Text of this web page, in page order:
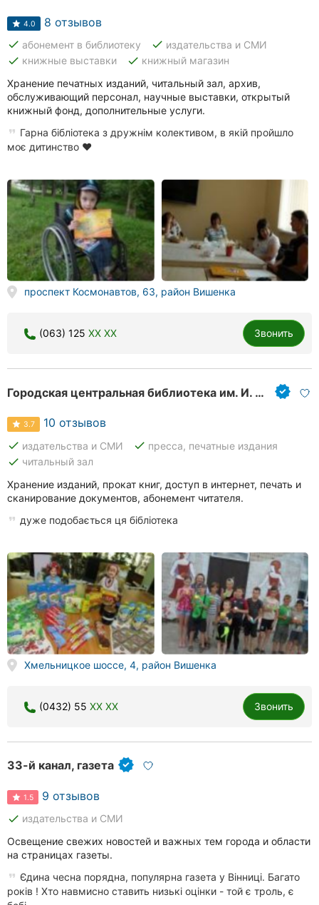
Кропивницкий
Киев
Харьков
Запорожье
Днепр
Кривой
Рог
Николаев
Херсон
Чернигов
Черкассы
Черновцы
Сумы
Ивано-
Карпаты
4.0 8 отзывов
done абонемент в библиотеку done издательства и СМИ
done книжные выставки done книжный магазин
Хранение печатных изданий, читальный зал, архив,
обслуживающий персонал, научные выставки, открытый
книжный фонд, дополнительные услуги.
Гарна бібліотека з дружнім колективом, в якій пройшло
моє дитинство ❤️
проспект Космонавтов, 63, район Вишенка
(063) 125 XX XX Звонить
Городская центральная библиотека им. И. Бевза
3.7 10 отзывов
done издательства и СМИ done пресса, печатные издания
done читальный зал
Хранение изданий, прокат книг, доступ в интернет, печать и
сканирование документов, абонемент читателя.
дуже подобається ця бібліотека
Хмельницкое шоссе, 4, район Вишенка
(0432) 55 XX XX Звонить
33-й канал, газета
1.5 9 отзывов
done издательства и СМИ
Освещение свежих новостей и важных тем города и области
на страницах газеты.
Єдина чесна порядна, популярна газета у Вінниці. Багато
років ! Хто навмисно ставить низькі оцінки - той є троль, є